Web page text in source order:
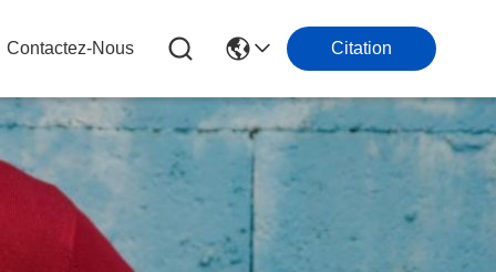
Contactez-Nous Citation